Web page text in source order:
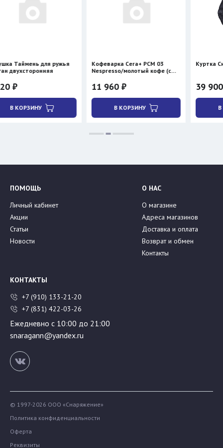
для ружья
Кофеварка Cera+ PCM 03
Nespresso/молотый кофе (с
11 960 ₽
В КОРЗИНУ
Куртка Сивера
39 900 ₽
В КОРЗИНУ
ПОМОЩЬ
Личный кабинет
Акции
Статьи
Новости
О НАС
О магазине
Адреса магазинов
Доставка и оплата
Возврат и обмен
Контакты
КОНТАКТЫ
+7 (910) 133-21-20
+7 (831) 422-03-26
Ежедневно с 10:00 до 21:00
snaragann@yandex.ru
© 1997-2026 ООО «Снаряжение»
Политика конфиденциальности
Оферта
Реквизиты